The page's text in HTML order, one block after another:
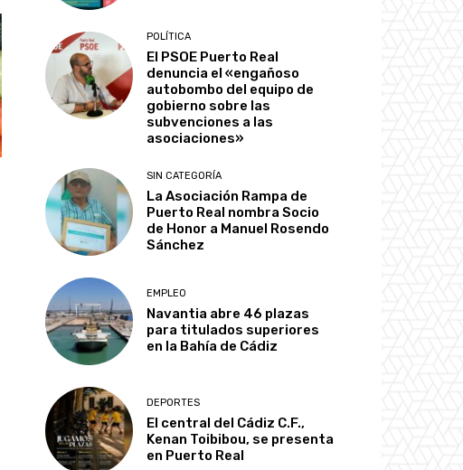
POLÍTICA
El PSOE Puerto Real
denuncia el «engañoso
autobombo del equipo de
gobierno sobre las
subvenciones a las
asociaciones»
SIN CATEGORÍA
La Asociación Rampa de
Puerto Real nombra Socio
de Honor a Manuel Rosendo
Sánchez
EMPLEO
Navantia abre 46 plazas
para titulados superiores
en la Bahía de Cádiz
DEPORTES
El central del Cádiz C.F.,
Kenan Toibibou, se presenta
en Puerto Real